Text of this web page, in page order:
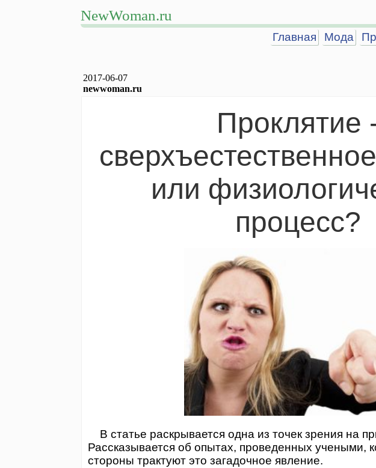
NewWoman.ru
Главная Мода
2017-06-07
newwoman.ru
Проклятие
или
процесс?
В статье раскрывается одна из точек зрения на
Рассказывается об опытах, проведенных учеными,
стороны трактуют это загадочное явление.